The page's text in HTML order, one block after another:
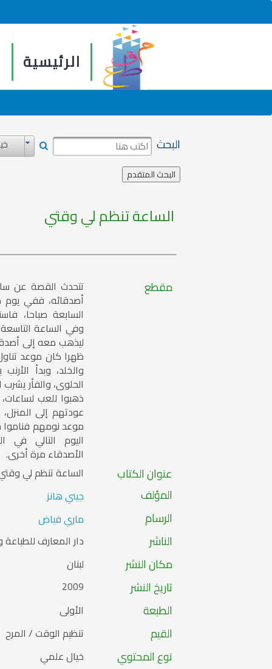
الرئيسية
البحث
الساعة تنظم لي وقتي
مقطع تتحدث القصة عن
أصدقائه، ففي
السابعة صباحا،
وفي الساعة
ليذهب معه إلى
ظهرا كان موعد
والخلد، وبدأ
الحلوى، والفأر يشرب
ذهبوا للعب
عودتهم إلى
موعد نومهم
اليوم التالي في
الأصدقاء مرة أخرى.
عنوان الكتاب الساعة تنظم لي
المؤلف جيني هانز
الرسام ماري فياض
الناشر دار المعارف للطباعة
مكان النشر لبنان
تاريخ النشر 2009
الطبعة الأولى
القيم تنظيم الوقت / المرح
نوع المحتوي خيال علمي